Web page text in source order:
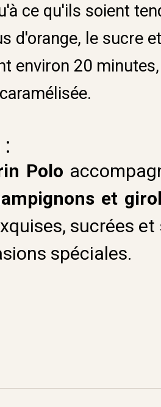
ce qu'ils soient
d'orange, le sucre
environ 20
Polo
et
sucrées
spéciales.